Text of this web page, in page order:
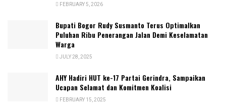
FEBRUARY 5, 2026
Bupati Bogor Rudy Susmanto Terus Optimalkan
Puluhan Ribu Penerangan Jalan Demi Keselamatan
Warga
JULY 28, 2025
AHY Hadiri HUT ke-17 Partai Gerindra, Sampaikan
Ucapan Selamat dan Komitmen Koalisi
FEBRUARY 15, 2025